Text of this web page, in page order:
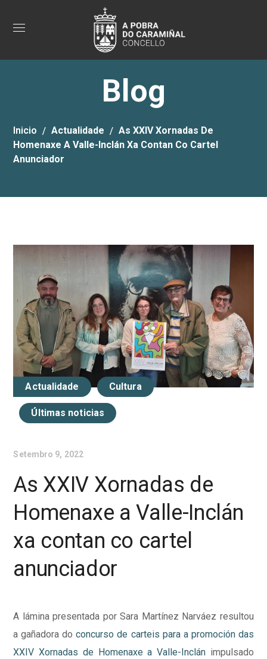
Blog
Inicio Actualidade
As XXIV Xornadas De
Homenaxe A Valle-Inclán Xa Contan Co Cartel
Anunciador
Actualidade Cultura
Últimas noticias
Setembro 9, 2022
As XXIV Xornadas de
Homenaxe a Valle-Inclán
xa contan co cartel
anunciador
A lámina presentada por Sara Martínez Narváez resultou
a gañadora doconcurso de carteis para a promoción das
XXIV Xornadas de Homenaxe a Valle-Inclánimpulsado